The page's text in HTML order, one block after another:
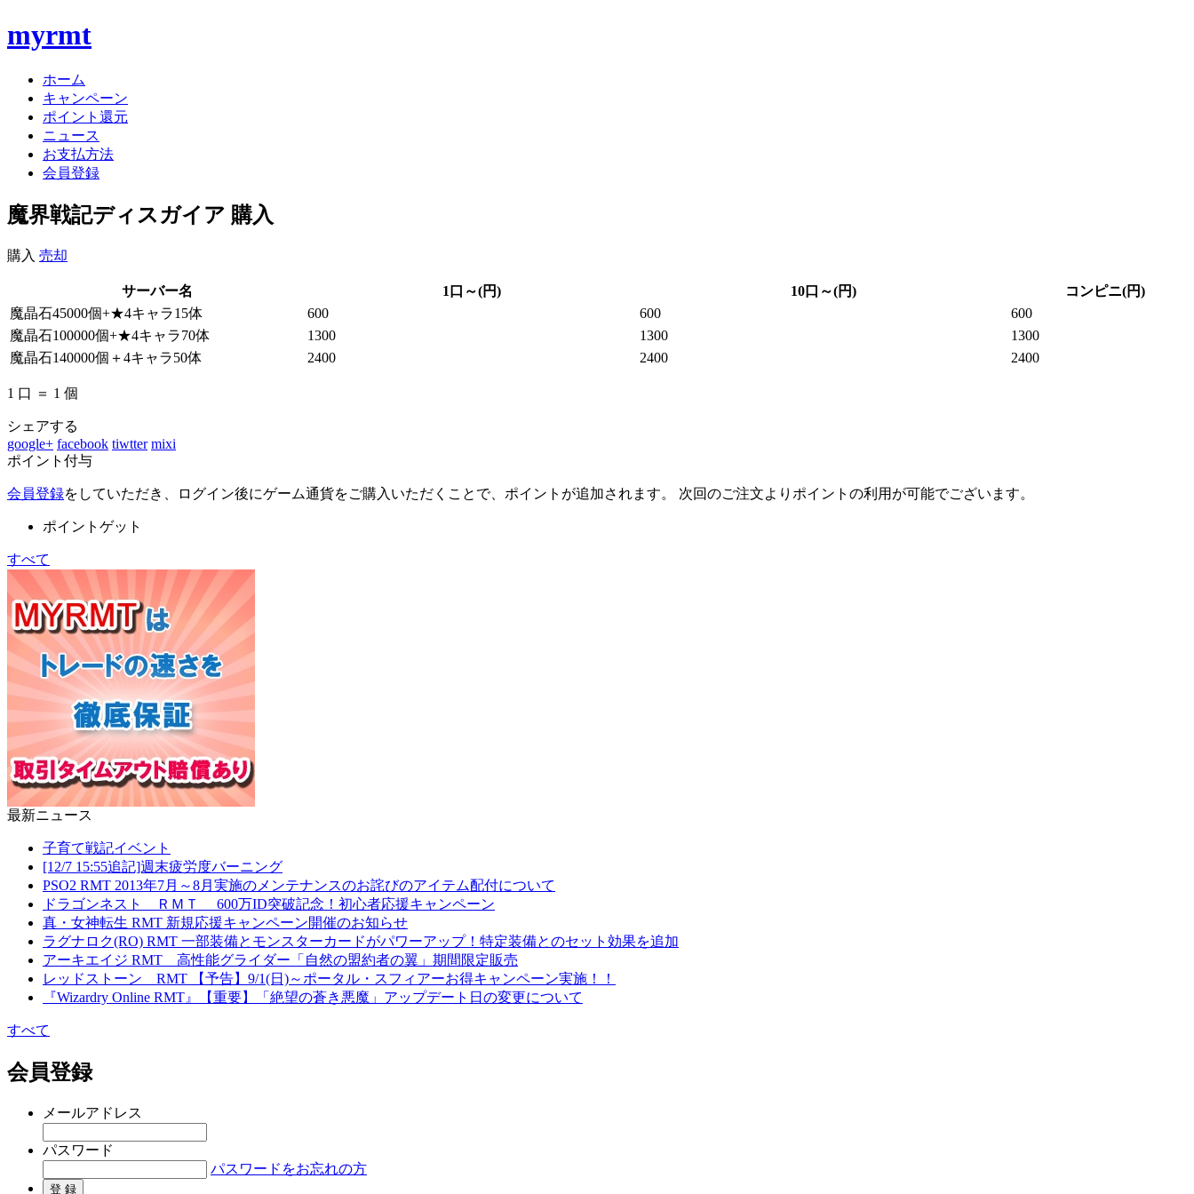
myrmt
ホーム
キャンペーン
ポイント還元
ニュース
お支払方法
会員登録
魔界戦記ディスガイア 購入
購入 売却
サーバー名 1口～(円) 10口～(円)
コンピニ(円)
魔晶石45000個+★4キャラ15体
600 600
600
魔晶石100000個+★4キャラ70体
1300 1300
1300
魔晶石140000個＋4キャラ50体
2400 2400 2400
1 口 ＝ 1 個
シェアする
google+ facebook tiwtter mixi
ポイント付与
会員登録をしていただき、ログイン後にゲーム通貨をご購入いただくことで、ポイントが追加されます。 次回のご注文よりポイントの利用が可能でございます。
ポイントゲット
すべて
最新ニュース
子育て戦記イベント
[12/7 15:55追記]週末疲労度バーニング
PSO2 RMT 2013年7月～8月実施のメンテナンスのお詫びのアイテム配付について
ドラゴンネスト ＲＭＴ 600万ID突破記念！初心者応援キャンペーン
真・女神転生 RMT 新規応援キャンペーン開催のお知らせ
ラグナロク(RO) RMT 一部装備とモンスターカードがパワーアップ！特定装備とのセット効果を追加
アーキエイジ RMT 高性能グライダー「自然の盟約者の翼」期間限定販売
レッドストーン RMT 【予告】9/1(日)～ポータル・スフィアーお得キャンペーン実施！！
『Wizardry Online RMT』【重要】「絶望の蒼き悪魔」アップデート日の変更について
すべて
会員登録
メールアドレス
パスワード
パスワードをお忘れの方